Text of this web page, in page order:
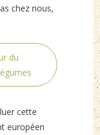
chez nous,
du
cette
européen